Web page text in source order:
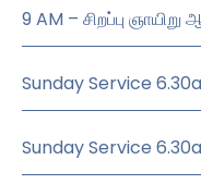
9 AM – சிறப்பு
Sunday Service
Sunday Service